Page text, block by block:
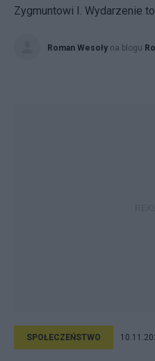
Zygmuntowi I. Wydarzenie
Roman Wesoły na blogu
SPOŁECZEŃSTWO